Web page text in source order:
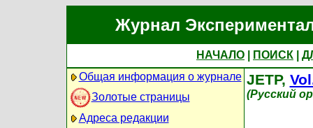
Журнал
НАЧАЛО ПОИСК
Общая информация о журнале
Золотые страницы
Адреса редакции
JETP,
(Русский